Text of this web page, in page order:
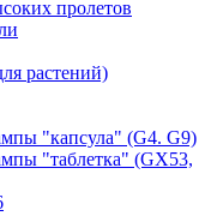
пролетов
растений)
"капсула" (G4. G9)
"таблетка" (GX53,